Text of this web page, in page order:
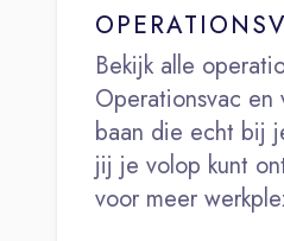
Bekijk alle
Operationsvac
baan die echt bij
jij je volop kunt
voor meer